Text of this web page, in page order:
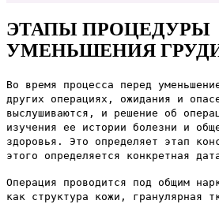
ЭТАПЫ ПРОЦЕДУРЫ
УМЕНЬШЕНИЯ
Во время процесса перед
других операциях, ожидания и
выслушиваются, и решение об
изучения ее истории болезни и
здоровья. Это определяет этап
этого определяется конкретная
Операция проводится под общим
как структура кожи, гранулярная